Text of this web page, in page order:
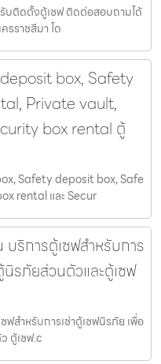
รับติดตั้งตู้เซฟ ติดต่อสอบถามได้
รราชสีมา โด
box, Safety
Private vault,
box rental ตู้
Safety deposit box, Safe
rental และ Secur
ริการตู้เซฟสำหรับการ
นิรภัยส่วนตัวและตู้เซฟ
สำหรับการเช่าตู้เซฟนิรภัย เพื่อ
ตู้เซฟ.c